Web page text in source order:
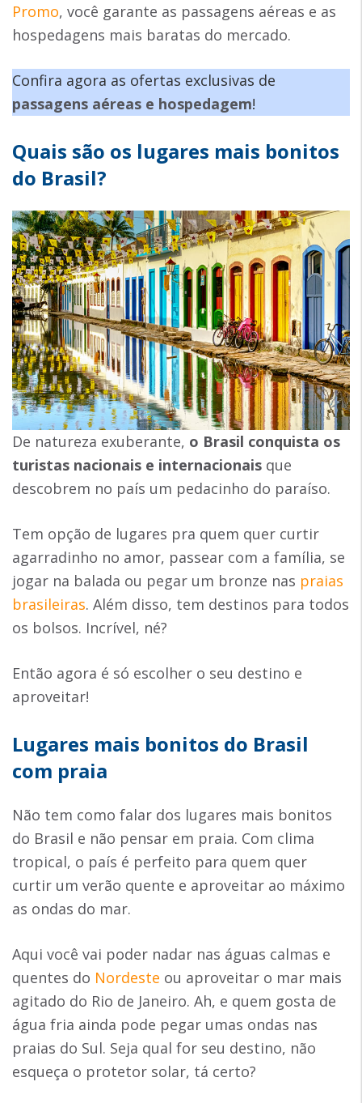
Promo, você garante as passagens aéreas e as
hospedagens mais baratas do mercado.
Confira agora as ofertas exclusivas de
passagens aéreas e hospedagem!
Quais são os lugares mais bonitos
do Brasil?
De natureza exuberante, o Brasil conquista os
turistas nacionais e internacionais que
descobrem no país um pedacinho do paraíso.
Tem opção de lugares pra quem quer curtir
agarradinho no amor, passear com a família, se
jogar na balada ou pegar um bronze nas praias
brasileiras. Além disso, tem destinos para todos
os bolsos. Incrível, né?
Então agora é só escolher o seu destino e
aproveitar!
Lugares mais bonitos do Brasil
com praia
Não tem como falar dos lugares mais bonitos
do Brasil e não pensar em praia. Com clima
tropical, o país é perfeito para quem quer
curtir um verão quente e aproveitar ao máximo
as ondas do mar.
Aqui você vai poder nadar nas águas calmas e
quentes do Nordeste ou aproveitar o mar mais
agitado do Rio de Janeiro. Ah, e quem gosta de
água fria ainda pode pegar umas ondas nas
praias do Sul. Seja qual for seu destino, não
esqueça o protetor solar, tá certo?